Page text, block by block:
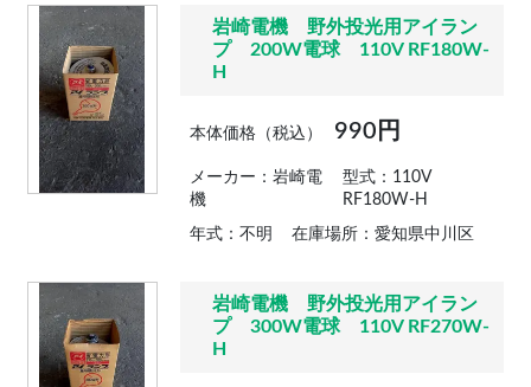
岩崎電機 野外投光用アイラン
プ 200W電球 110V RF180W-
H
本体価格（税込） 990円
メーカー：岩崎電
機
型式：110V
RF180W-H
年式：不明 在庫場所：愛知県中川区
岩崎電機 野外投光用アイラン
プ 300W電球 110V RF270W-
H